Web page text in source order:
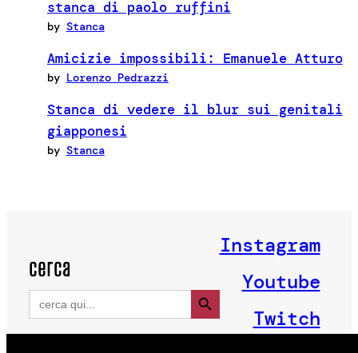
stanca di paolo ruffini
by Stanca
Amicizie impossibili: Emanuele Atturo
by Lorenzo Pedrazzi
Stanca di vedere il blur sui genitali
giapponesi
by Stanca
cerca
Search
for:
Search Button
Instagram
Youtube
Twitch